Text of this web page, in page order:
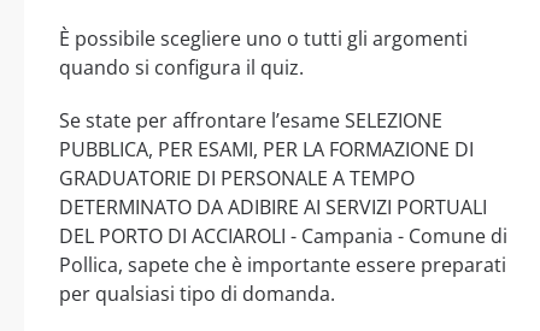
È possibile scegliere uno o tutti gli argomenti
quando si configura il quiz.
Se state per affrontare l’esame SELEZIONE
PUBBLICA, PER ESAMI, PER LA FORMAZIONE DI
GRADUATORIE DI PERSONALE A TEMPO
DETERMINATO DA ADIBIRE AI SERVIZI PORTUALI
DEL PORTO DI ACCIAROLI - Campania - Comune di
Pollica, sapete che è importante essere preparati
per qualsiasi tipo di domanda.